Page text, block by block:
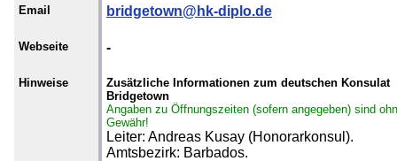
Email bridgetown@hk-diplo.de
Webseite -
Hinweise
Zusätzliche Informationen zum deutschen Konsulat
Bridgetown
Angaben zu Öffnungszeiten (sofern angegeben) sind
Gewähr!
Leiter: Andreas Kusay (Honorarkonsul).
Amtsbezirk: Barbados.